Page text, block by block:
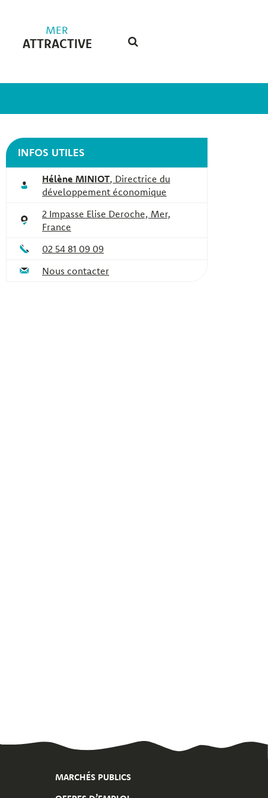
MER
ATTRACTIVE
INFOS UTILES
Hélène MINIOT, Directrice du
développement économique
2 Impasse Elise Deroche, Mer,
France
02 54 81 09 09
Nous contacter
MARCHÉS PUBLICS